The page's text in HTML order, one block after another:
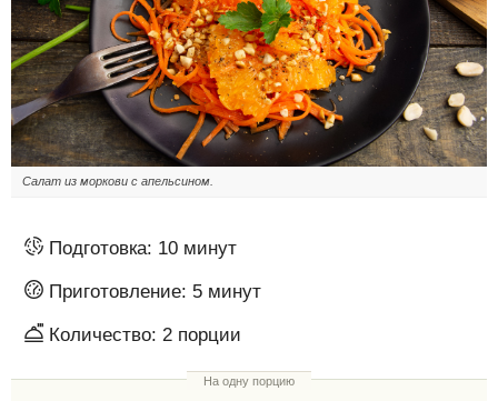
Салат из моркови с апельсином.
Подготовка: 10 минут
Приготовление: 5 минут
Количество: 2 порции
На одну порцию